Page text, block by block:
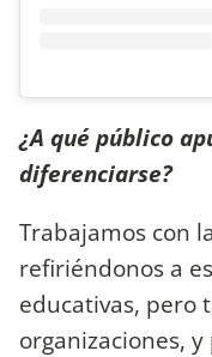
¿A qué público
diferenciarse?
Trabajamos con
refiriéndonos a
educativas, pero
organizaciones,